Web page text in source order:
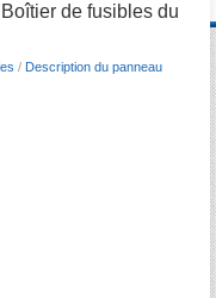
de fusibles du
/ Description du panneau